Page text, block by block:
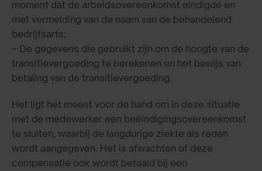
moment dat de arbeidsovereenkomst eindigde en
met vermelding van de naam van de behandelend
bedrijfsarts;
– De gegevens die gebruikt zijn om de hoogte van de
transitievergoeding te berekenen en het bewijs van
betaling van de transitievergoeding.
Het ligt het meest voor de hand om in deze situatie
met de medewerker een beëindigingsovereenkomst
te sluiten, waarbij de langdurige ziekte als reden
wordt aangegeven. Het is afwachten of deze
compensatie ook wordt betaald bij een